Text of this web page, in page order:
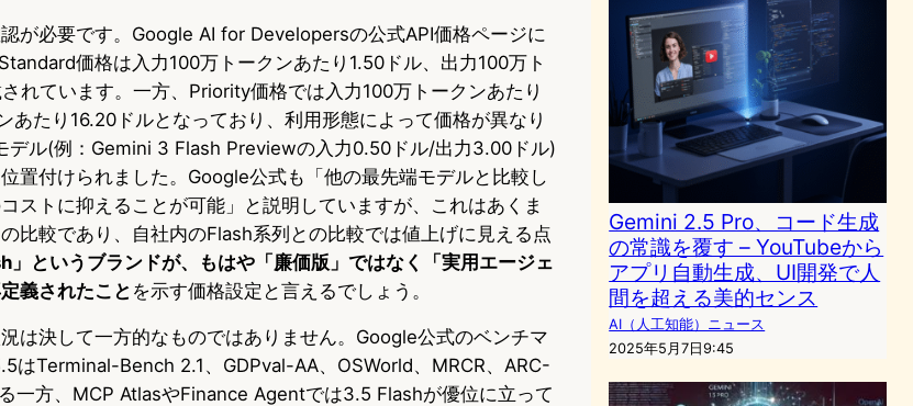
が必要です。Google AI for Developersの公式API価格ページに
価格は入力100万トークンあたり1.50ドル、出力100万ト
れています。一方、Priority価格では入力100万トークンあたり
あたり16.20ドルとなっており、利用形態によって価格が異なり
デル(例：Gemini 3 Flash Previewの入力0.50ドル/出力3.00ドル)
置付けられました。Google公式も「他の最先端モデルと比較し
ストに抑えることが可能」と説明していますが、これはあくま
比較であり、自社内のFlash系列との比較では値上げに見える点
」というブランドが、もはや「廉価版」ではなく「実用エージェ
義されたことを示す価格設定と言えるでしょう。
は決して一方的なものではありません。Google公式のベンチマ
はTerminal-Bench 2.1、GDPval-AA、OSWorld、MRCR、ARC-
一方、MCP AtlasやFinance Agentでは3.5 Flashが優位に立って
Gemini 2.5 Pro、コード生成
の常識を覆す – YouTubeから
アプリ自動生成、UI開発で人
間を超える美的センス
AI（人工知能）ニュース
2025年5月7日9:45